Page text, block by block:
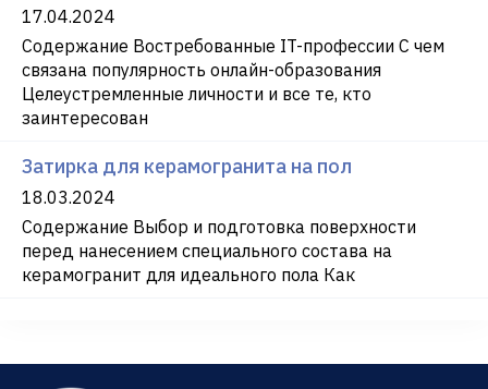
17.04.2024
Содержание Востребованные IT-профессии С чем
связана популярность онлайн-образования
Целеустремленные личности и все те, кто
заинтересован
Затирка для керамогранита на пол
18.03.2024
Содержание Выбор и подготовка поверхности
перед нанесением специального состава на
керамогранит для идеального пола Как